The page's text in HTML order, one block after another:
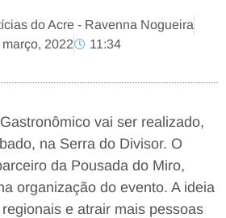
do Acre - Ravenna Nogueira
março, 2022
11:34
vai ser realizado,
na Serra do Divisor. O
da Pousada do Miro,
organização do evento. A ideia
e atrair mais pessoas